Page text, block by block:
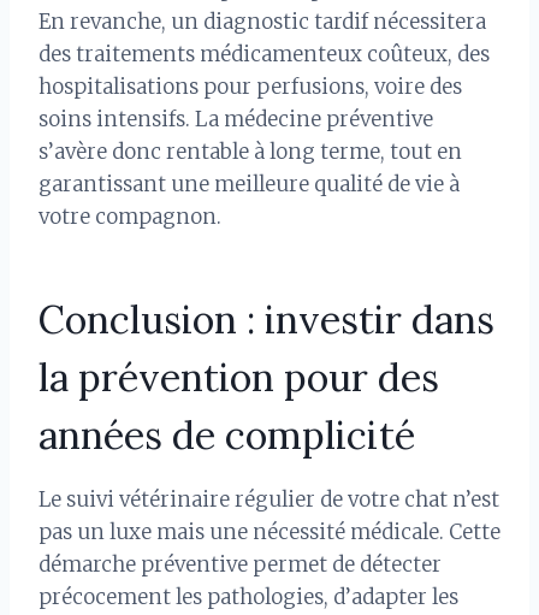
En revanche, un diagnostic tardif nécessitera
des traitements médicamenteux coûteux, des
hospitalisations pour perfusions, voire des
soins intensifs. La médecine préventive
s’avère donc rentable à long terme, tout en
garantissant une meilleure qualité de vie à
votre compagnon.
Conclusion : investir dans
la prévention pour des
années de complicité
Le suivi vétérinaire régulier de votre chat n’est
pas un luxe mais une nécessité médicale. Cette
démarche préventive permet de détecter
précocement les pathologies, d’adapter les